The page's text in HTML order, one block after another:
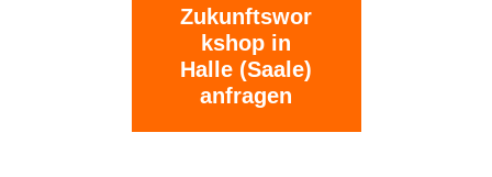
Zukunftswor
kshop in
Halle (Saale)
anfragen